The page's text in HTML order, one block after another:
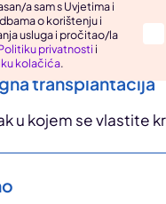
Uho, grlo, nos
Zarazne bolesti
a sam s Uvjetima i
o korištenju i
usluga i pročitao/la
privatnosti i
kolačića.
broj krvotvornih
transplantacija
u kojem se vlastite